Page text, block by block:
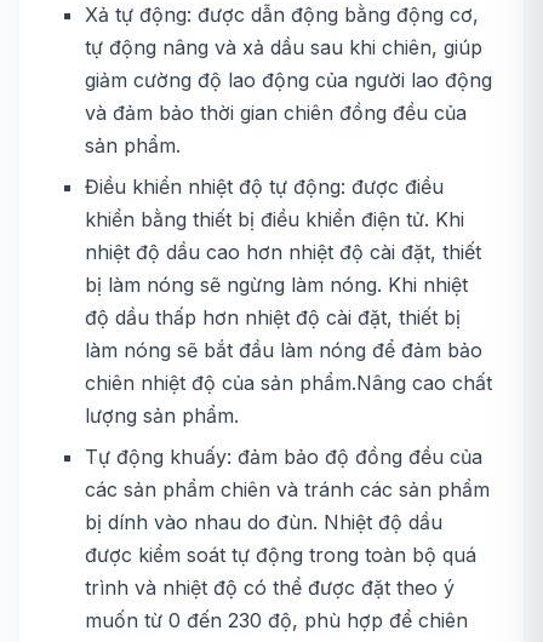
Xả tự động: được dẫn động bằng động cơ,
tự động nâng và xả dầu sau khi chiên, giúp
giảm cường độ lao động của người lao động
và đảm bảo thời gian chiên đồng đều của
sản phẩm.
Điều khiển nhiệt độ tự động: được điều
khiển bằng thiết bị điều khiển điện tử. Khi
nhiệt độ dầu cao hơn nhiệt độ cài đặt, thiết
bị làm nóng sẽ ngừng làm nóng. Khi nhiệt
độ dầu thấp hơn nhiệt độ cài đặt, thiết bị
làm nóng sẽ bắt đầu làm nóng để đảm bảo
chiên nhiệt độ của sản phẩm.Nâng cao chất
lượng sản phẩm.
Tự động khuấy: đảm bảo độ đồng đều của
các sản phẩm chiên và tránh các sản phẩm
bị dính vào nhau do đùn. Nhiệt độ dầu
được kiểm soát tự động trong toàn bộ quá
trình và nhiệt độ có thể được đặt theo ý
muốn từ 0 đến 230 độ, phù hợp để chiên